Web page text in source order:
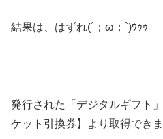
結果は、はずれ(´；ω；`)ｳｩｩ
発行された「デジタルギフト
ケット引換券】より取得できま